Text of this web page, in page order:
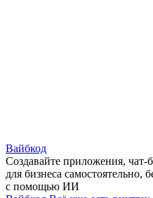
Вайбкод
Создавайте приложения,
для бизнеса самостоятельно,
с помощью ИИ